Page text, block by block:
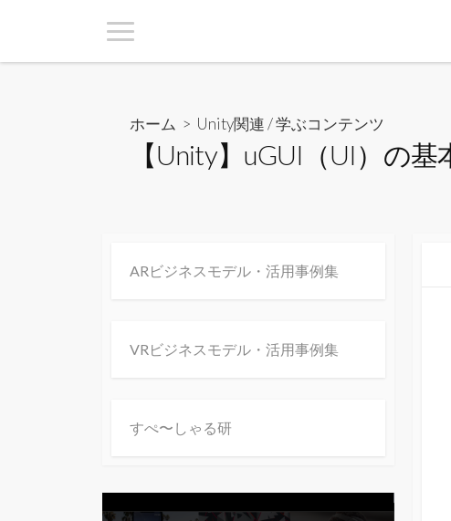
ホーム > Unity関連/学ぶコンテンツ
【Unity】uGUI（UI）の
ARビジネスモデル・活用事例集
VRビジネスモデル・活用事例集
すぺ〜しゃる研